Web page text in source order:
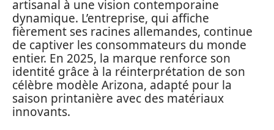
artisanal à une vision contemporaine
dynamique. L’entreprise, qui affiche
fièrement ses racines allemandes, continue
de captiver les consommateurs du monde
entier. En 2025, la marque renforce son
identité grâce à la réinterprétation de son
célèbre modèle Arizona, adapté pour la
saison printanière avec des matériaux
innovants.